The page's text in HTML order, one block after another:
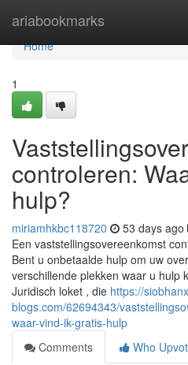
ariabookmarks
Home
Home
1
controleren:
hulp?
miriamhkbc118720 53 days ago
Een vaststellingsovereenkomst
Bent u onbetaalde hulp om uw
verschillende plekken waar u hulp
Juridisch loket , die https://
blogs.com/62694343/
waar-vind-ik-gratis-hulp
Comments
Who